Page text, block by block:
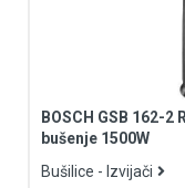
BOSCH GSB 162-
bušenje 1500W
Bušilice - Izvijači